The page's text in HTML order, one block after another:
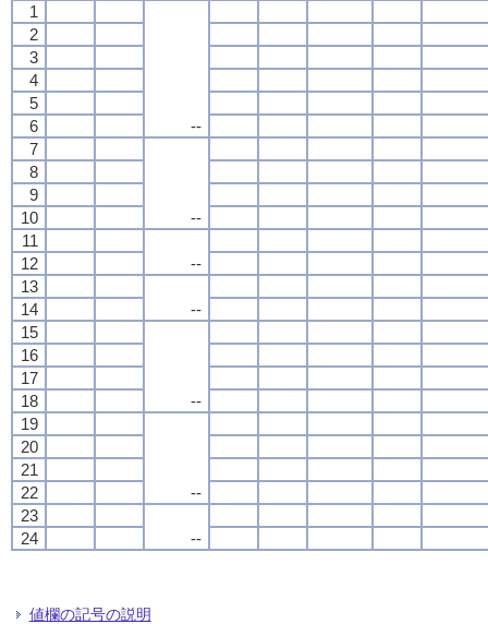
1
--
2
3
4
5
6
7
--
8
9
10
11
--
12
13
--
14
15
--
16
17
18
19
--
20
21
22
23
--
24
値欄の記号の説明